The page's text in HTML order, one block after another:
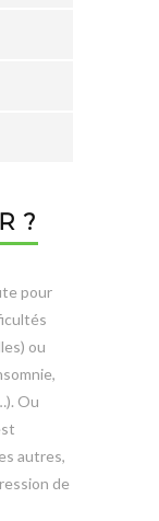
?
pour
ou
Ou
autres,
de